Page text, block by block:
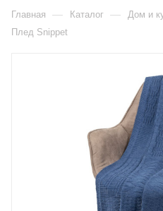
Главная — Каталог — Дом и
Плед Snippet